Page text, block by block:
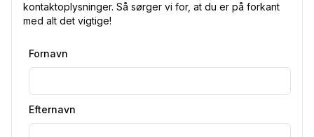
kontaktoplysninger. Så sørger vi for, at du er på forkant
med alt det vigtige!
Fornavn
Efternavn